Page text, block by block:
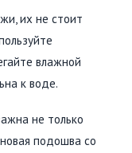
их не стоит
влажной
к воде.
не только
подошва со